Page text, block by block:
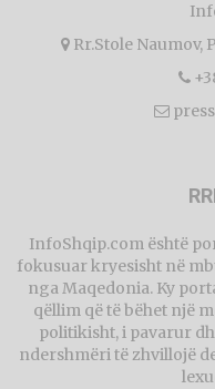
Rr.Stole Naumov,
InfoShqip.com është
fokusuar kryesisht në
nga Maqedonia. Ky
qëllim që të bëhet një
politikisht, i pavarur
ndershmëri të zhvillojë